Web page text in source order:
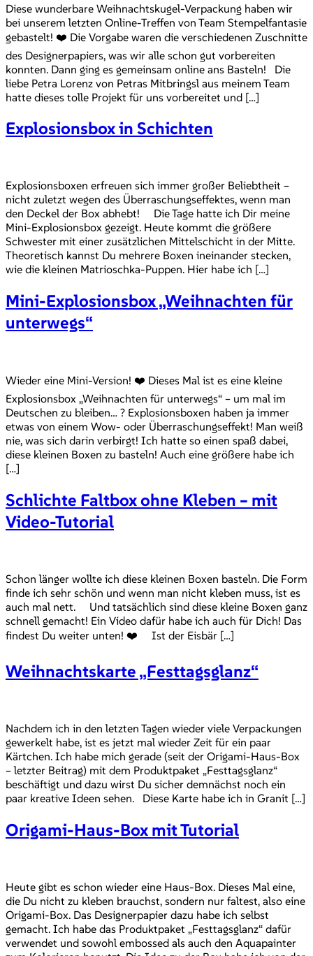
Diese wunderbare Weihnachtskugel-Verpackung haben wir
bei unserem letzten Online-Treffen von Team Stempelfantasie
gebastelt! ❤️ Die Vorgabe waren die verschiedenen Zuschnitte
des Designerpapiers, was wir alle schon gut vorbereiten
konnten. Dann ging es gemeinsam online ans Basteln! Die
liebe Petra Lorenz von Petras Mitbringsl aus meinem Team
hatte dieses tolle Projekt für uns vorbereitet und […]
Explosionsbox in Schichten
Explosionsboxen erfreuen sich immer großer Beliebtheit –
nicht zuletzt wegen des Überraschungseffektes, wenn man
den Deckel der Box abhebt! Die Tage hatte ich Dir meine
Mini-Explosionsbox gezeigt. Heute kommt die größere
Schwester mit einer zusätzlichen Mittelschicht in der Mitte.
Theoretisch kannst Du mehrere Boxen ineinander stecken,
wie die kleinen Matrioschka-Puppen. Hier habe ich […]
Mini-Explosionsbox „Weihnachten für
unterwegs“
Wieder eine Mini-Version! ❤️ Dieses Mal ist es eine kleine
Explosionsbox „Weihnachten für unterwegs“ – um mal im
Deutschen zu bleiben… ? Explosionsboxen haben ja immer
etwas von einem Wow- oder Überraschungseffekt! Man weiß
nie, was sich darin verbirgt! Ich hatte so einen spaß dabei,
diese kleinen Boxen zu basteln! Auch eine größere habe ich
[…]
Schlichte Faltbox ohne Kleben – mit
Video-Tutorial
Schon länger wollte ich diese kleinen Boxen basteln. Die Form
finde ich sehr schön und wenn man nicht kleben muss, ist es
auch mal nett. Und tatsächlich sind diese kleine Boxen ganz
schnell gemacht! Ein Video dafür habe ich auch für Dich! Das
findest Du weiter unten! ❤️ Ist der Eisbär […]
Weihnachtskarte „Festtagsglanz“
Nachdem ich in den letzten Tagen wieder viele Verpackungen
gewerkelt habe, ist es jetzt mal wieder Zeit für ein paar
Kärtchen. Ich habe mich gerade (seit der Origami-Haus-Box
– letzter Beitrag) mit dem Produktpaket „Festtagsglanz“
beschäftigt und dazu wirst Du sicher demnächst noch ein
paar kreative Ideen sehen. Diese Karte habe ich in Granit […]
Origami-Haus-Box mit Tutorial
Heute gibt es schon wieder eine Haus-Box. Dieses Mal eine,
die Du nicht zu kleben brauchst, sondern nur faltest, also eine
Origami-Box. Das Designerpapier dazu habe ich selbst
gemacht. Ich habe das Produktpaket „Festtagsglanz“ dafür
verwendet und sowohl embossed als auch den Aquapainter